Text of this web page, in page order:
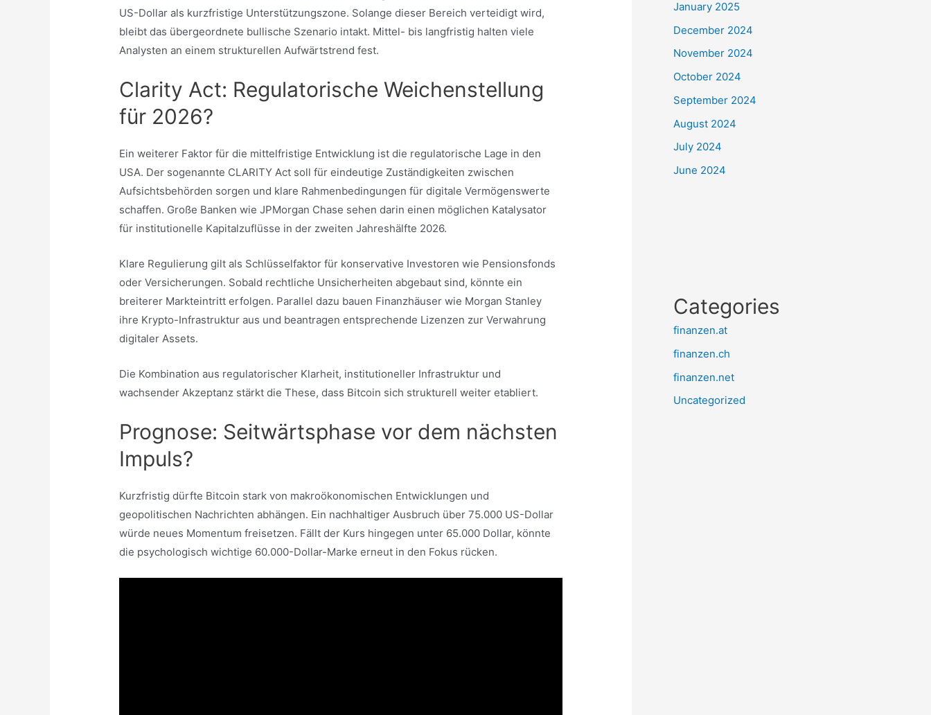
US-Dollar als kurzfristige Unterstützungszone. Solange dieser Bereich verteidigt wird,
bleibt das übergeordnete bullische Szenario intakt. Mittel- bis langfristig halten viele
Analysten an einem strukturellen Aufwärtstrend fest.
Clarity Act: Regulatorische Weichenstellung
für 2026?
Ein weiterer Faktor für die mittelfristige Entwicklung ist die regulatorische Lage in den
USA. Der sogenannte CLARITY Act soll für eindeutige Zuständigkeiten zwischen
Aufsichtsbehörden sorgen und klare Rahmenbedingungen für digitale Vermögenswerte
schaffen. Große Banken wie JPMorgan Chase sehen darin einen möglichen Katalysator
für institutionelle Kapitalzuflüsse in der zweiten Jahreshälfte 2026.
Klare Regulierung gilt als Schlüsselfaktor für konservative Investoren wie Pensionsfonds
oder Versicherungen. Sobald rechtliche Unsicherheiten abgebaut sind, könnte ein
breiterer Markteintritt erfolgen. Parallel dazu bauen Finanzhäuser wie Morgan Stanley
ihre Krypto-Infrastruktur aus und beantragen entsprechende Lizenzen zur Verwahrung
digitaler Assets.
Die Kombination aus regulatorischer Klarheit, institutioneller Infrastruktur und
wachsender Akzeptanz stärkt die These, dass Bitcoin sich strukturell weiter etabliert.
Prognose: Seitwärtsphase vor dem nächsten
Impuls?
Kurzfristig dürfte Bitcoin stark von makroökonomischen Entwicklungen und
geopolitischen Nachrichten abhängen. Ein nachhaltiger Ausbruch über 75.000 US-Dollar
würde neues Momentum freisetzen. Fällt der Kurs hingegen unter 65.000 Dollar, könnte
die psychologisch wichtige 60.000-Dollar-Marke erneut in den Fokus rücken.
January 2025
December 2024
November 2024
October 2024
September 2024
August 2024
July 2024
June 2024
Categories
finanzen.at
finanzen.ch
finanzen.net
Uncategorized